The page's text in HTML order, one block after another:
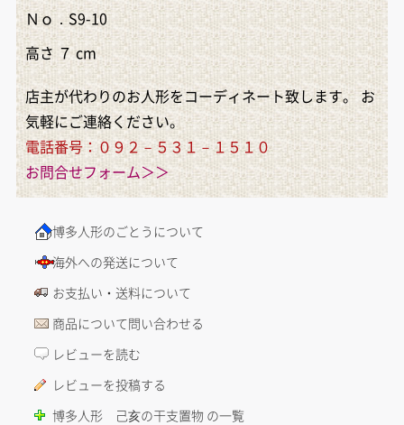
Ｎｏ．S9-10
高さ ７ cm
店主が代わりのお人形をコーディネート致します。 お
気軽にご連絡ください。
電話番号：０９２－５３１－１５１０
お問合せフォーム＞＞
博多人形のごとうについて
海外への発送について
お支払い・送料について
商品について問い合わせる
レビューを読む
レビューを投稿する
博多人形 己亥の干支置物 の一覧